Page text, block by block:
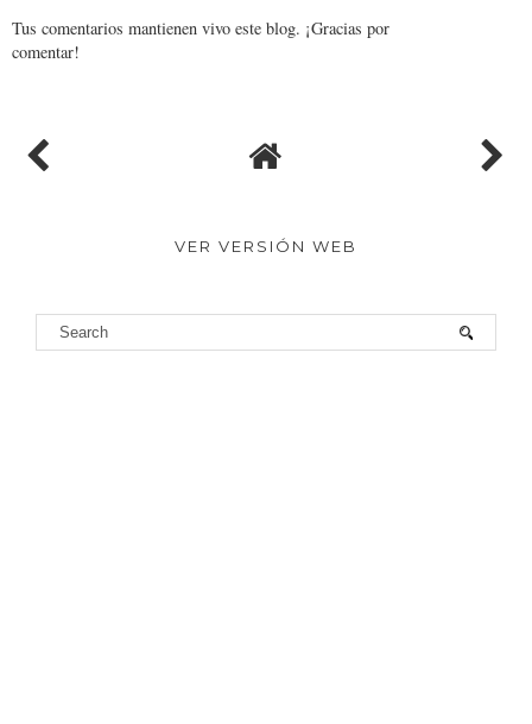
Tus comentarios mantienen vivo este blog. ¡Gracias por
comentar!
VER VERSIÓN WEB